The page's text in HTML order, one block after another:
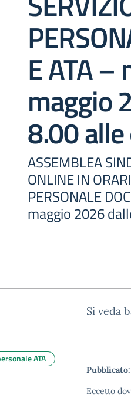
E ATA
maggio
8.00
ASSEMBLEA
ONLINE IN
PERSONALE
maggio 2026
Si veda
Pubblicato:
Eccetto
ATA